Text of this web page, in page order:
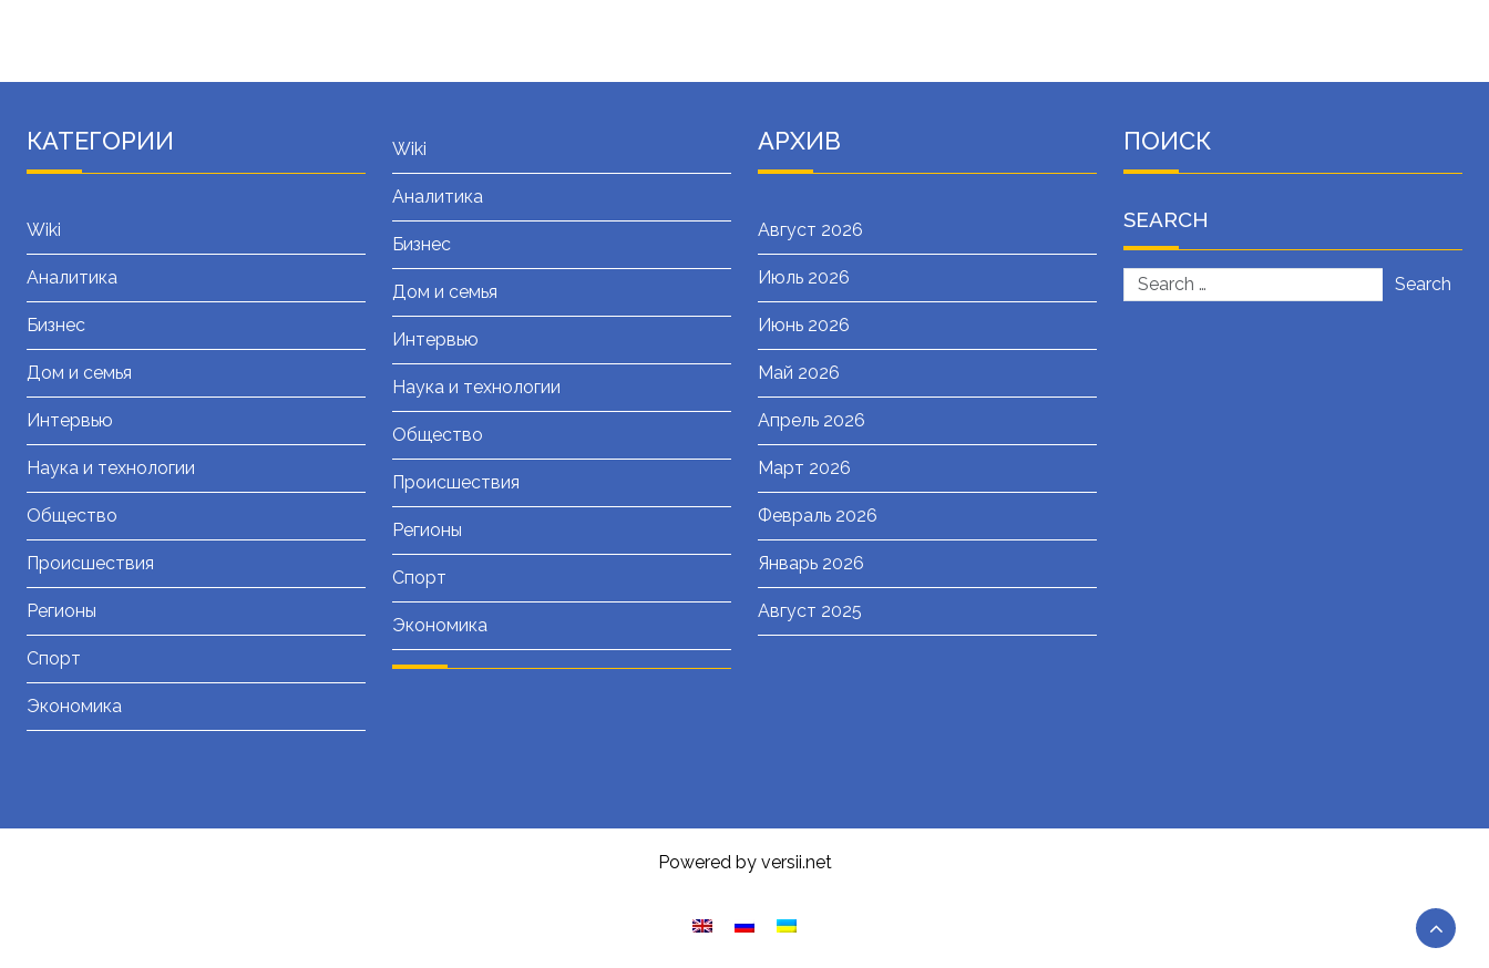
КАТЕГОРИИ
Wiki
Аналитика
Бизнес
Дом и семья
Интервью
Наука и технологии
Общество
Происшествия
Регионы
Спорт
Экономика
Wiki
Аналитика
Бизнес
Дом и семья
Интервью
Наука и технологии
Общество
Происшествия
Регионы
Спорт
Экономика
АРХИВ
Август 2026
Июль 2026
Июнь 2026
Май 2026
Апрель 2026
Март 2026
Февраль 2026
Январь 2026
Август 2025
ПОИСК
SEARCH
Search
Powered by versii.net